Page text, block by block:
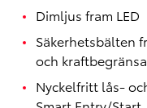
Dimljus fram LED
Säkerhetsbälten
och
Nyckelfritt lås-